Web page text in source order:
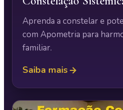
Aprenda a constelar e
com Apometria para
familiar.
Saiba mais